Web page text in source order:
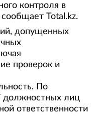
контроля в
Total.kz.
допущенных
проверок и
По
должностных лиц
ответственности